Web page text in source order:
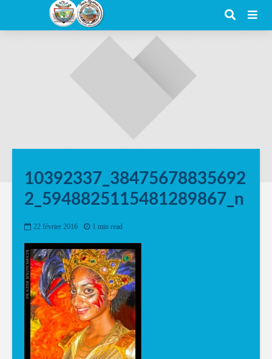
10392337_38475678835692
2_5948825115481289867_n
22 février 2016 1 min read